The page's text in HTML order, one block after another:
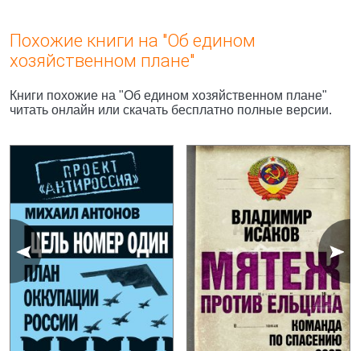
Похожие книги на "Об едином
хозяйственном плане"
Книги похожие на "Об едином хозяйственном плане"
читать онлайн или скачать бесплатно полные версии.